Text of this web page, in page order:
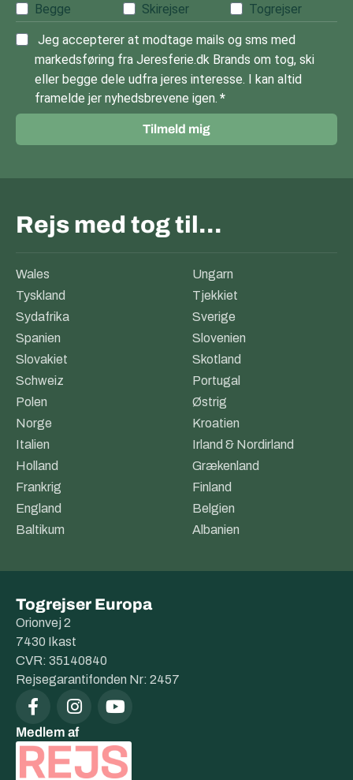
Begge Skirejser Togrejser
Jeg accepterer at modtage mails og sms med
markedsføring fra Jeresferie.dk Brands om tog, ski
eller begge dele udfra jeres interesse. I kan altid
framelde jer nyhedsbrevene igen.
Tilmeld mig
Rejs med tog til…
Wales
Ungarn
Tyskland
Tjekkiet
Sydafrika
Sverige
Spanien
Slovenien
Slovakiet
Skotland
Schweiz
Portugal
Polen
Østrig
Norge
Kroatien
Italien
Irland & Nordirland
Holland
Grækenland
Frankrig
Finland
England
Belgien
Baltikum
Albanien
Togrejser Europa
Orionvej 2
7430 Ikast
CVR: 35140840
Rejsegarantifonden Nr: 2457
Medlem af